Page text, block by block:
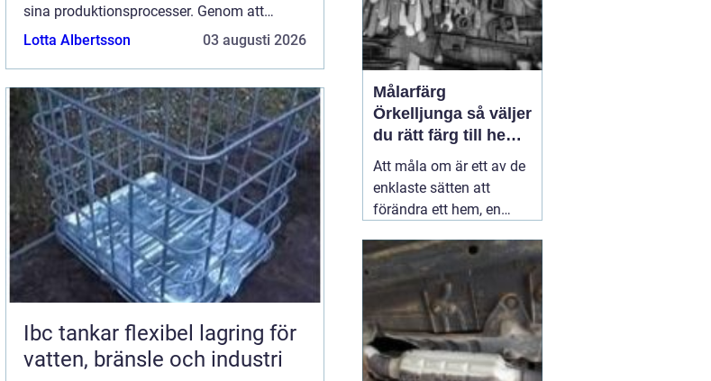
sina produktionsprocesser. Genom att
outsourca tillverkningen av vissa
Lotta Albertsson 03 augusti 2026
Ibc tankar flexibel lagring för
vatten, bränsle och industri
Målarfärg
Örkelljunga så väljer
du rätt färg till hem
och gård
Att måla om är ett av de
enklaste sätten att
förändra ett hem, en
verksamhet. En ny kulör
kan göra ett gammalt
kök ljusare, ge fasaden
nytt liv eller skydda ett
staket mot väder och
vind i många år